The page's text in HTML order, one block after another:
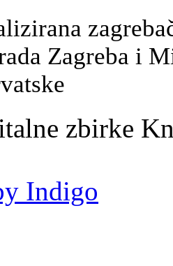
Zagreba i
zbirke
Indigo